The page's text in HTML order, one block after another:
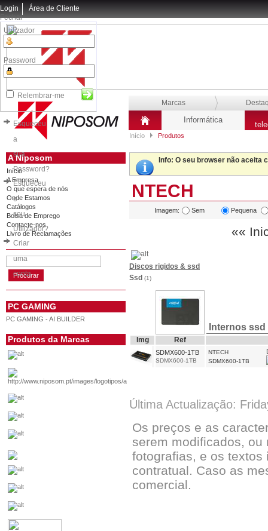
Login
Fechar
Utilizador
Password
Relembrar-me
Esqueceu
a
sua
Password?
Esqueceu
o
seu
Utilizador?
Criar
uma
conta
Área de Cliente
Marcas
Informática
Início Produtos
A Niposom
Início
A Empresa
O que espera de nós
Onde Estamos
Catálogos
Bolsa de Emprego
Contacte-nos
Livro de Reclamações
PC GAMING
PC GAMING - AI BUILDER
Produtos da Marcas
Info: O seu browser não aceita
NTECH
Imagem: Sem Pequena
««
Discos rigidos & ssd
Ssd (1)
Internos ssd
Img Ref
SDMX600-1TB
SDMX600-1TB
NTECH
SDMX600-1TB
Última Actualização:
Os preços e as
serem modificados, ou
fotografias, e os
contratual. Caso as
comercial.